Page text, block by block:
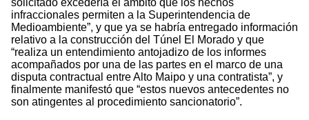
solicitado excedería el ámbito que los hechos
infraccionales permiten a la Superintendencia de
Medioambiente”, y que ya se habría entregado información
relativo a la construcción del Túnel El Morado y que
“realiza un entendimiento antojadizo de los informes
acompañados por una de las partes en el marco de una
disputa contractual entre Alto Maipo y una contratista”, y
finalmente manifestó que “estos nuevos antecedentes no
son atingentes al procedimiento sancionatorio”.